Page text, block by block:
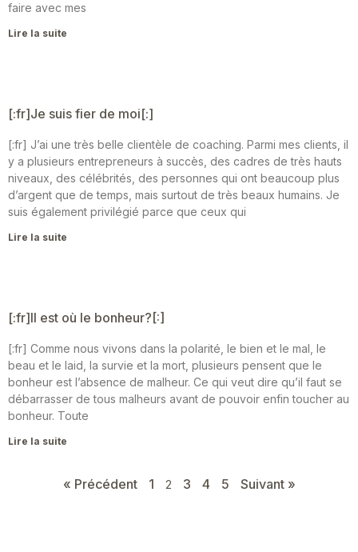
faire avec mes
Lire la suite
[:fr]Je suis fier de moi[:]
[:fr] J’ai une très belle clientèle de coaching. Parmi mes clients, il
y a plusieurs entrepreneurs à succès, des cadres de très hauts
niveaux, des célébrités, des personnes qui ont beaucoup plus
d’argent que de temps, mais surtout de très beaux humains. Je
suis également privilégié parce que ceux qui
Lire la suite
[:fr]Il est où le bonheur?[:]
[:fr] Comme nous vivons dans la polarité, le bien et le mal, le
beau et le laid, la survie et la mort, plusieurs pensent que le
bonheur est l’absence de malheur. Ce qui veut dire qu’il faut se
débarrasser de tous malheurs avant de pouvoir enfin toucher au
bonheur. Toute
Lire la suite
« Précédent 1 2 3 4 5 Suivant »